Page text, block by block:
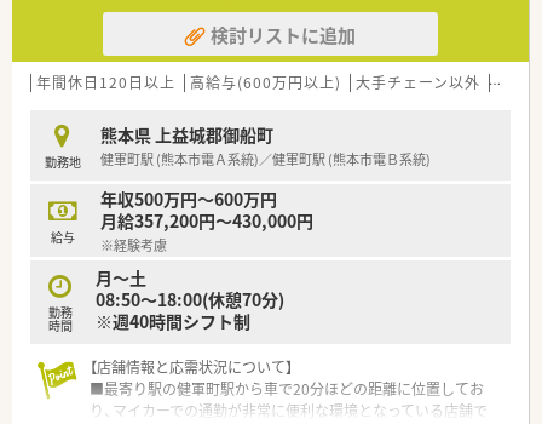
【募集背景と求める人物像について】
■近隣病院からの処方箋枚数増加に伴う増員募集となっており、
体制を強化して患者様へのサービス向上を目指します。
■業務効率化や時代の変化に対して柔軟に対応できる方を求め
■調剤経験が3年以上ある方を想定した募集ですが、未経験の方
やブランクがある方からのご相談も受け付けています。
【法人特徴について】
■地域の皆様の健康にお薬を通して貢献することを掲げており、
地域に根差した健康を支える薬局運営を行っています。
■経営者は非常に温和で人想いな薬剤師であり、従業員を第一に
考えた働きやすい職場環境づくりに注力しています。
■無理な加算ノルマなどは一切設定しておらず、患者様第一の誠
実な医療に向き合いながら働くことができる法人です。
【求人情報について】
■正社員としての採用となっており、年間休日が120日以上で土
日祝日が休みという非常に貴重な好条件求人です。
検討リストに追加
年間休日120日以上 高給与(600万円以上) 大手チェーン以外 ヘル
勤務地
熊本県 上益城郡御船町
健軍町駅 (熊本市電Ａ系統)／健軍町駅 (熊本市電Ｂ系統)
給与
年収500万円～600万円
月給357,200円～430,000円
※経験考慮
勤務
時間
月～土
08:50～18:00(休憩70分)
※週40時間シフト制
【店舗情報と応需状況について】
■最寄り駅の健軍町駅から車で20分ほどの距離に位置してお
り、マイカーでの通勤が非常に便利な環境となっている店舗で